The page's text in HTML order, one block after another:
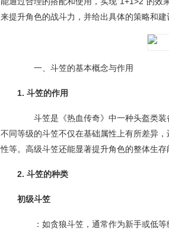
来提升角色的战斗力，并给出具体的策略和建
一、斗笠的基本概念与作用
1. 斗笠的作用
斗笠是《热血传奇》中一种头盔类装
不同等级的斗笠不仅在基础属性上有所差异
性等。高级斗笠还能显著提升角色的整体生存
2. 斗笠的种类
初级斗笠
：如贪狼斗笠，通常作为新手或低等